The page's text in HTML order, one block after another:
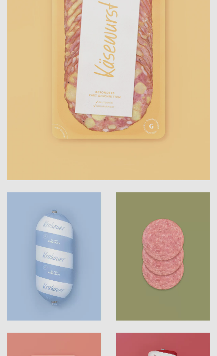
Aufgabe, den Wiedererkennungswert der
Marke zu erhöhen. Ein modernes
Gestaltungskonzept für Fleisch- und
Wurstwaren sollte die Innovationsfreude auch
optisch unterstreichen sowie innere und
äußere Werte in einen gemeinsamen Kontext
Die Herausforderung bei der Gestaltung
des Packagings war, das Produkt nicht neu zu
erfinden, sondern es auf eine neue Art und
Weise zu präsentieren. moodley brand identity
somit den Produkten ein
spiegelt das breite Sortiment wider und
erzeugt ein besonders wirksames Farbgefüge.
Mit dem zusammenhängenden Sorten-
Farbleitsystem wird auch der Warendruck der
einzelnen Produkte erhöht – besonders zur
Grillsaison, wenn das Highlight-Sortiment mit
einer schwarz- feuerroten Farbkomposition
hinzukommt. Das bewusst schief gesetzte
Etikett und die Wahl der handschriftlichen